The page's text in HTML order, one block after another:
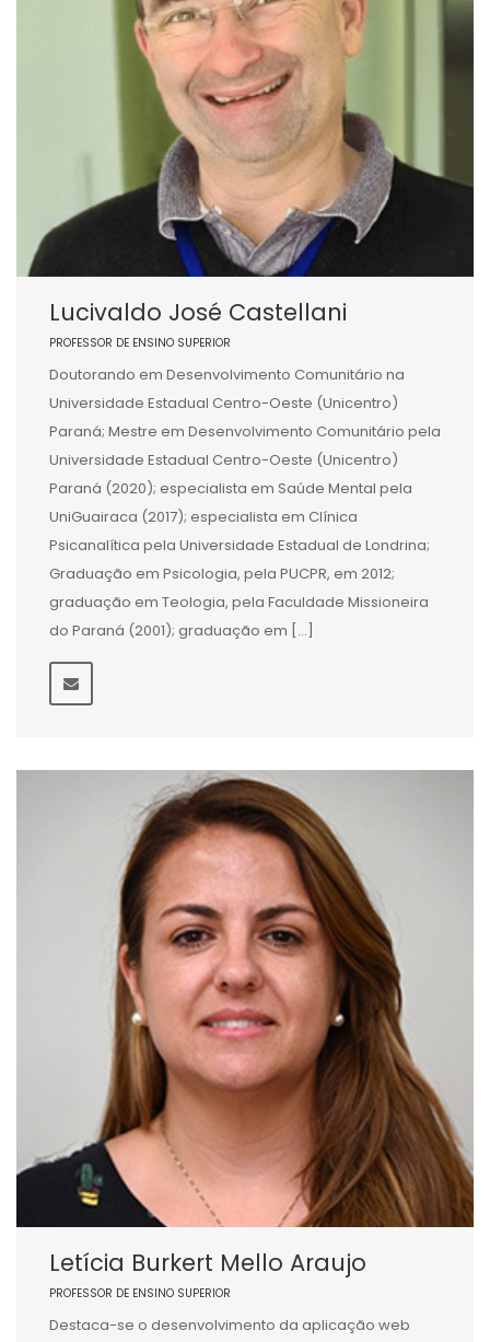
Lucivaldo José Castellani
PROFESSOR DE ENSINO SUPERIOR
Doutorando em Desenvolvimento Comunitário na
Universidade Estadual Centro-Oeste (Unicentro)
Paraná; Mestre em Desenvolvimento Comunitário pela
Universidade Estadual Centro-Oeste (Unicentro)
Paraná (2020); especialista em Saúde Mental pela
UniGuairaca (2017); especialista em Clínica
Psicanalítica pela Universidade Estadual de Londrina;
Graduação em Psicologia, pela PUCPR, em 2012;
graduação em Teologia, pela Faculdade Missioneira
do Paraná (2001); graduação em […]
Letícia Burkert Mello Araujo
PROFESSOR DE ENSINO SUPERIOR
Destaca-se o desenvolvimento da aplicação web